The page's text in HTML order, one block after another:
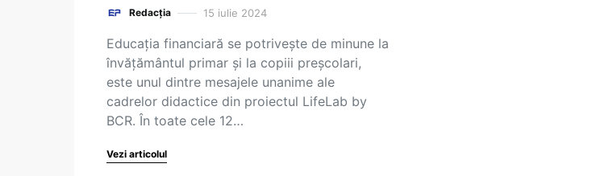
Redacția 15 iulie 2024
Educația financiară se potrivește de minune la
învățământul primar și la copiii preșcolari,
este unul dintre mesajele unanime ale
cadrelor didactice din proiectul LifeLab by
BCR. În toate cele 12…
Vezi articolul